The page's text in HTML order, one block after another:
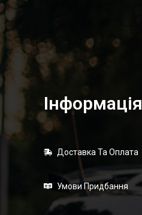
Інформація
Доставка Та Оплата
Умови Придбання